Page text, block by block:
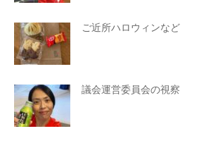
ご近所ハロウィンなど
議会運営委員会の視察